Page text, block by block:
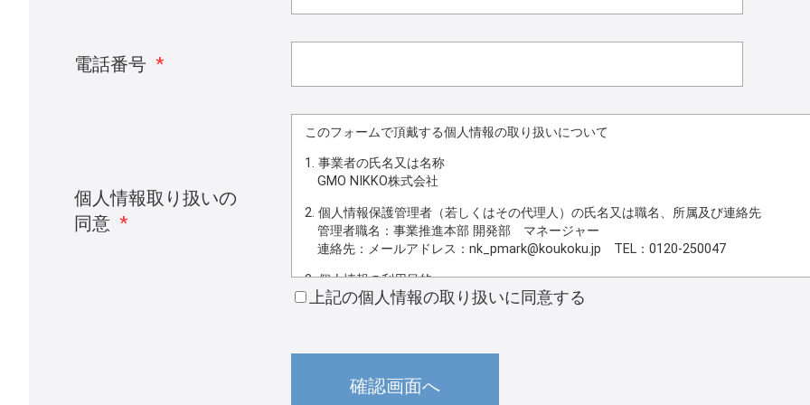
電話番号 *
個人情報取り扱いの
同意 *
このフォームで頂戴する個人情報の取り扱いについて
1. 事業者の氏名又は名称
GMO NIKKO株式会社
2. 個人情報保護管理者（若しくはその代理人）の氏名又は職名、所属及び連絡先
管理者職名：事業推進本部 開発部 マネージャー
連絡先：メールアドレス：nk_pmark@koukoku.jp TEL：0120-250047
3. 個人情報の利用目的
・お問い合わせ対応（本人への連絡を含む）のため
5. 個人情報の開示等の請求 ご本人様は、当社に対してご自身の個人情報の開示等（利
上記の個人情報の取り扱いに同意する